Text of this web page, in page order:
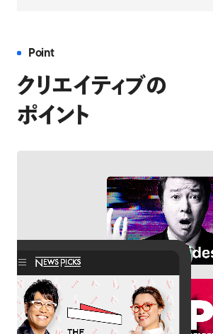
Point
クリエイティブの
ポイント